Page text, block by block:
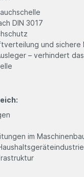
DIN 3017
und sichere
– verhindert
im